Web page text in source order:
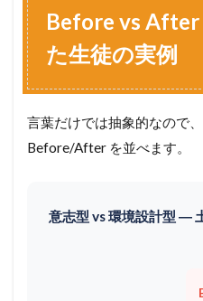
Before vs After
た生徒の実例
言葉だけでは抽象的なので
Before/After を並べます。
意志型 vs 環境設計型 ―